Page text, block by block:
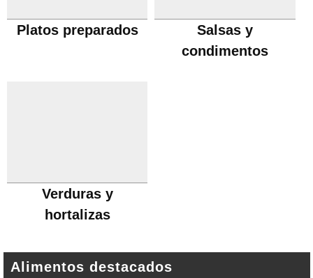
Platos preparados
Salsas y
condimentos
Verduras y
hortalizas
Alimentos destacados